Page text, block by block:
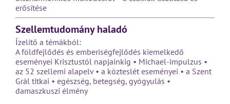
erősítése
Szellemtudomány haladó
Ízelítő a témákból:
A földfejlődés és emberiségfejlődés kiemelkedő
eseményei Krisztustól napjainkig • Michael-impulzus •
az 52 szellemi alapelv • a közteslét eseményei • a Szent
Grál titkai • egészség, betegség, gyógyulás •
damaszkuszi élmény